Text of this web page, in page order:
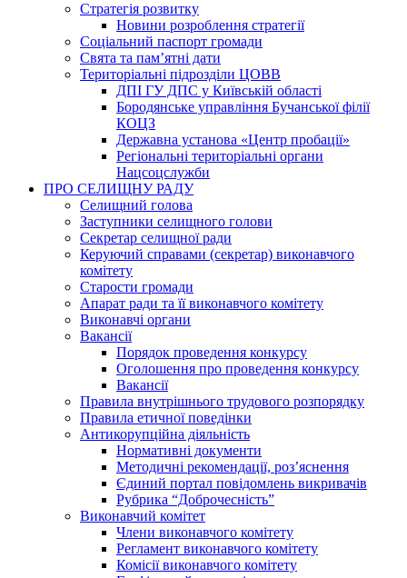
Стратегія розвитку
Новини розроблення стратегії
Соціальний паспорт громади
Свята та пам’ятні дати
Територіальні підрозділи ЦОВВ
ДПІ ГУ ДПС у Київській області
Бородянське управління Бучанської філії
КОЦЗ
Державна установа «Центр пробації»
Регіональні територіальні органи
Нацсоцслужби
ПРО СЕЛИЩНУ РАДУ
Селищний голова
Заступники селищного голови
Секретар селищної ради
Керуючий справами (секретар) виконавчого
комітету
Старости громади
Апарат ради та її виконавчого комітету
Виконавчі органи
Вакансії
Порядок проведення конкурсу
Оголошення про проведення конкурсу
Вакансії
Правила внутрішнього трудового розпорядку
Правила етичної поведінки
Антикорупційна діяльність
Нормативні документи
Методичні рекомендації, роз’яснення
Єдиний портал повідомлень викривачів
Рубрика “Доброчесність”
Виконавчий комітет
Члени виконавчого комітету
Регламент виконавчого комітету
Комісії виконавчого комітету